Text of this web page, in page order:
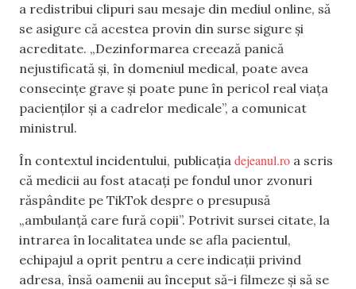
a redistribui clipuri sau mesaje din mediul online, să
se asigure că acestea provin din surse sigure și
acreditate. „Dezinformarea creează panică
nejustificată și, în domeniul medical, poate avea
consecințe grave și poate pune în pericol real viața
pacienților și a cadrelor medicale”, a comunicat
ministrul.
În contextul incidentului, publicația dejeanul.ro a scris
că medicii au fost atacați pe fondul unor zvonuri
răspândite pe TikTok despre o presupusă
„ambulanță care fură copii”. Potrivit sursei citate, la
intrarea în localitatea unde se afla pacientul,
echipajul a oprit pentru a cere indicații privind
adresa, însă oamenii au început să-i filmeze și să se